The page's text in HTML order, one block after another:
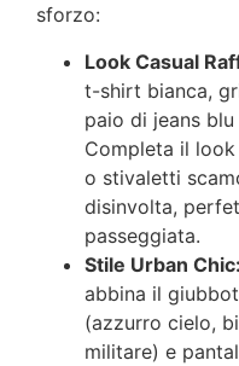
sforzo:
Look Casual
t-shirt bianca,
paio di jeans
Completa il
o stivaletti
disinvolta,
passeggiata.
Stile Urban Chic:
abbina il
(azzurro cielo,
militare) e